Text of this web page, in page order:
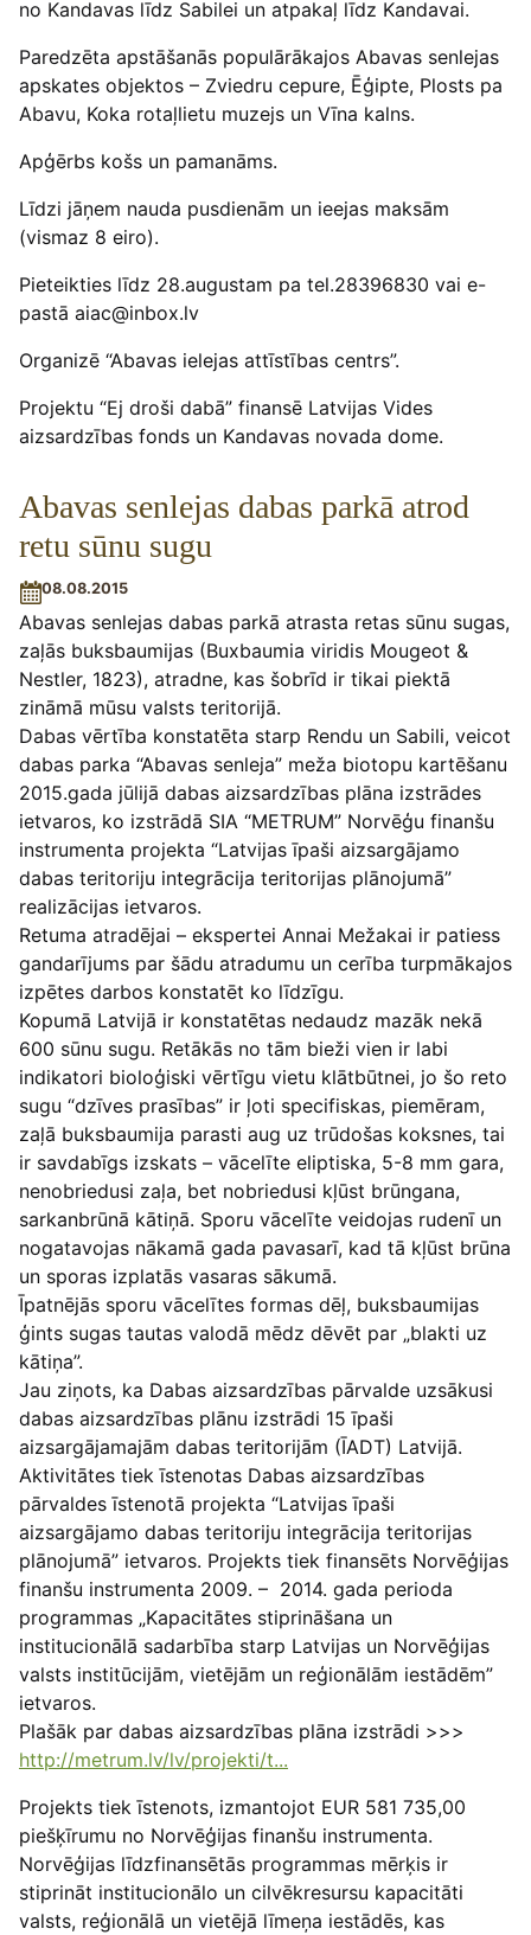
no Kandavas līdz Sabilei un atpakaļ līdz Kandavai.
Paredzēta apstāšanās populārākajos Abavas senlejas
apskates objektos – Zviedru cepure, Ēģipte, Plosts pa
Abavu, Koka rotaļlietu muzejs un Vīna kalns.
Apģērbs košs un pamanāms.
Līdzi jāņem nauda pusdienām un ieejas maksām
(vismaz 8 eiro).
Pieteikties līdz 28.augustam pa tel.28396830 vai e-
pastā aiac@inbox.lv
Organizē “Abavas ielejas attīstības centrs”.
Projektu “Ej droši dabā” finansē Latvijas Vides
aizsardzības fonds un Kandavas novada dome.
Abavas senlejas dabas parkā atrod
retu sūnu sugu
08.08.2015
Abavas senlejas dabas parkā atrasta retas sūnu sugas,
zaļās buksbaumijas (Buxbaumia viridis Mougeot &
Nestler, 1823), atradne, kas šobrīd ir tikai piektā
zināmā mūsu valsts teritorijā.
Dabas vērtība konstatēta starp Rendu un Sabili, veicot
dabas parka “Abavas senleja” meža biotopu kartēšanu
2015.gada jūlijā dabas aizsardzības plāna izstrādes
ietvaros, ko izstrādā SIA “METRUM” Norvēģu finanšu
instrumenta projekta “Latvijas īpaši aizsargājamo
dabas teritoriju integrācija teritorijas plānojumā”
realizācijas ietvaros.
Retuma atradējai – ekspertei Annai Mežakai ir patiess
gandarījums par šādu atradumu un cerība turpmākajos
izpētes darbos konstatēt ko līdzīgu.
Kopumā Latvijā ir konstatētas nedaudz mazāk nekā
600 sūnu sugu. Retākās no tām bieži vien ir labi
indikatori bioloģiski vērtīgu vietu klātbūtnei, jo šo reto
sugu “dzīves prasības” ir ļoti specifiskas, piemēram,
zaļā buksbaumija parasti aug uz trūdošas koksnes, tai
ir savdabīgs izskats – vācelīte eliptiska, 5-8 mm gara,
nenobriedusi zaļa, bet nobriedusi kļūst brūngana,
sarkanbrūnā kātiņā. Sporu vācelīte veidojas rudenī un
nogatavojas nākamā gada pavasarī, kad tā kļūst brūna
un sporas izplatās vasaras sākumā.
Īpatnējās sporu vācelītes formas dēļ, buksbaumijas
ģints sugas tautas valodā mēdz dēvēt par „blakti uz
kātiņa”.
Jau ziņots, ka Dabas aizsardzības pārvalde uzsākusi
dabas aizsardzības plānu izstrādi 15 īpaši
aizsargājamajām dabas teritorijām (ĪADT) Latvijā.
Aktivitātes tiek īstenotas Dabas aizsardzības
pārvaldes īstenotā projekta “Latvijas īpaši
aizsargājamo dabas teritoriju integrācija teritorijas
plānojumā” ietvaros. Projekts tiek finansēts Norvēģijas
finanšu instrumenta 2009. – 2014. gada perioda
programmas „Kapacitātes stiprināšana un
institucionālā sadarbība starp Latvijas un Norvēģijas
valsts institūcijām, vietējām un reģionālām iestādēm”
ietvaros.
Plašāk par dabas aizsardzības plāna izstrādi >>>
http://metrum.lv/lv/projekti/t...
Projekts tiek īstenots, izmantojot EUR 581 735,00
piešķīrumu no Norvēģijas finanšu instrumenta.
Norvēģijas līdzfinansētās programmas mērķis ir
stiprināt institucionālo un cilvēkresursu kapacitāti
valsts, reģionālā un vietējā līmeņa iestādēs, kas